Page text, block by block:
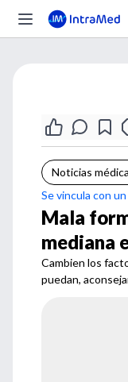
Noticias
Se vincula con
Mala
mediana
Cambien los
puedan,